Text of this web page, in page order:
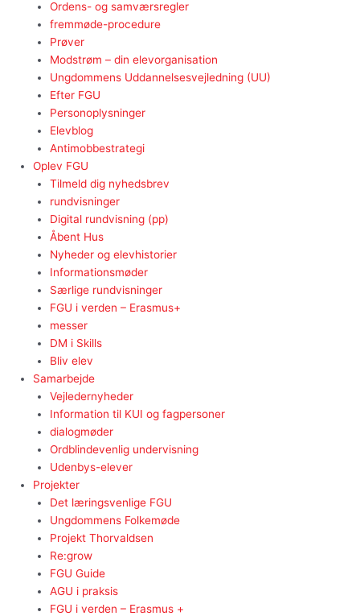
Ordens- og samværsregler
fremmøde-procedure
Prøver
Modstrøm – din elevorganisation
Ungdommens Uddannelsesvejledning (UU)
Efter FGU
Personoplysninger
Elevblog
Antimobbestrategi
Oplev FGU
Tilmeld dig nyhedsbrev
rundvisninger
Digital rundvisning (pp)
Åbent Hus
Nyheder og elevhistorier
Informationsmøder
Særlige rundvisninger
FGU i verden – Erasmus+
messer
DM i Skills
Bliv elev
Samarbejde
Vejledernyheder
Information til KUI og fagpersoner
dialogmøder
Ordblindevenlig undervisning
Udenbys-elever
Projekter
Det læringsvenlige FGU
Ungdommens Folkemøde
Projekt Thorvaldsen
Re:grow
FGU Guide
AGU i praksis
FGU i verden – Erasmus +